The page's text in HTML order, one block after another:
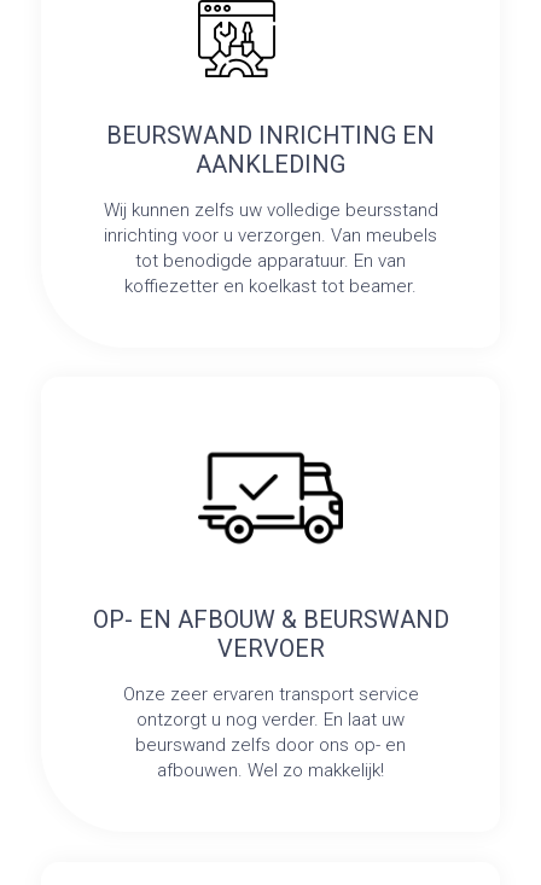
BEURSWAND INRICHTING EN
AANKLEDING
Wij kunnen zelfs uw volledige beursstand
inrichting voor u verzorgen. Van meubels
tot benodigde apparatuur. En van
koffiezetter en koelkast tot beamer.
OP- EN AFBOUW & BEURSWAND
VERVOER
Onze zeer ervaren transport service
ontzorgt u nog verder. En laat uw
beurswand zelfs door ons op- en
afbouwen. Wel zo makkelijk!